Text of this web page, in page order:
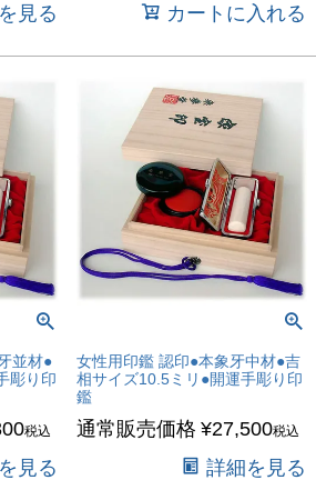
見る カートに入れる
並材●
彫り印
税込
見る
女性用印鑑 認印●本象牙中材●吉
相サイズ10.5ミリ●開運手彫り印
鑑
通常販売価格 ¥27,500税込
詳細を見る